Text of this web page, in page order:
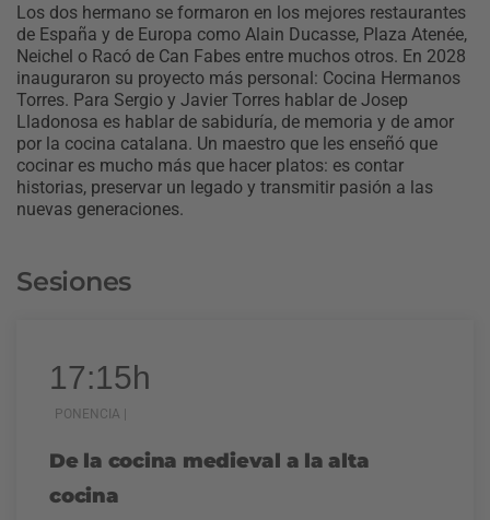
Los dos hermano se formaron en los mejores restaurantes
de España y de Europa como Alain Ducasse, Plaza Atenée,
Neichel o Racó de Can Fabes entre muchos otros. En 2028
inauguraron su proyecto más personal: Cocina Hermanos
Torres. Para Sergio y Javier Torres hablar de Josep
Lladonosa es hablar de sabiduría, de memoria y de amor
por la cocina catalana. Un maestro que les enseñó que
cocinar es mucho más que hacer platos: es contar
historias, preservar un legado y transmitir pasión a las
nuevas generaciones.
Sesiones
17:15h
PONENCIA |
De la cocina medieval a la alta
cocina